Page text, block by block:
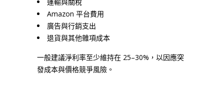
Amazon 平台費用
廣告與行銷支出
退貨與其他雜項成本
一般建議淨利率至少維持在 25–30%，以因應突
發成本與價格競爭風險。